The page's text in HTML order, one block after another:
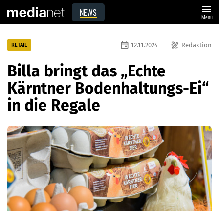
NEWS menu
Menü
RETAIL draw Redaktion
event 12.11.2024
Billa bringt das „Echte
Kärntner Bodenhaltungs-Ei“
in die Regale